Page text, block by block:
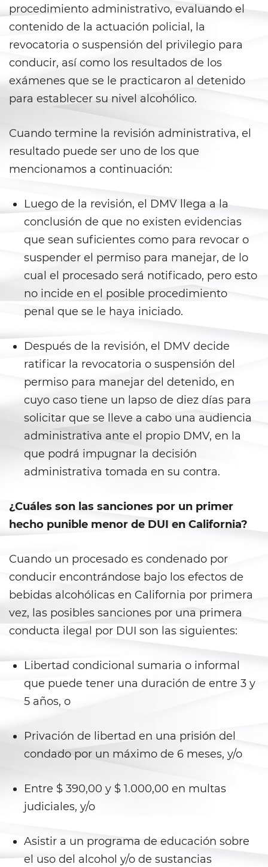
Asistencia Pública
Fraude al Sistema de Salud
Fraude con Cheques
Fraude De Juego
Fraude de Seguro de Auto
Fraude de Tarjeta de Crédito
Fraude Inmobiliario
Práctica No Autorizada de la
Medicina
Delitos de Hurto
Hurto Mayor
Hurto Mayor de Auto
Hurto Menor
Recepción de Propiedad
Privada
Robo
Robo de Caja Fuerte
Robo 459 PC
Robo en Tiendas
Delincuencia Juvenil
Audiencias de Detención
Audiencias de Disposición
Delitos por los cuales un
menor puede ser juzgado
como adulto
Casos de Menores de Edad
Desviación Informal Juvenil
División de Justicia Juvenil
Libertad Condicional para
Petición Aceptada
procedimiento administrativo, evaluando el
contenido de la actuación policial, la
revocatoria o suspensión del privilegio para
conducir, así como los resultados de los
exámenes que se le practicaron al detenido
para establecer su nivel alcohólico.
Cuando termine la revisión administrativa, el
resultado puede ser uno de los que
mencionamos a continuación:
Luego de la revisión, el DMV llega a la
conclusión de que no existen evidencias
que sean suficientes como para revocar o
suspender el permiso para manejar, de lo
cual el procesado será notificado, pero esto
no incide en el posible procedimiento
penal que se le haya iniciado.
Después de la revisión, el DMV decide
ratificar la revocatoria o suspensión del
permiso para manejar del detenido, en
cuyo caso tiene un lapso de diez días para
solicitar que se lleve a cabo una audiencia
administrativa ante el propio DMV, en la
que podrá impugnar la decisión
administrativa tomada en su contra.
¿Cuáles son las sanciones por un primer
hecho punible menor de DUI en California?
Cuando un procesado es condenado por
conducir encontrándose bajo los efectos de
bebidas alcohólicas en California por primera
vez, las posibles sanciones por una primera
conducta ilegal por DUI son las siguientes:
Libertad condicional sumaria o informal
que puede tener una duración de entre 3 y
5 años, o
Privación de libertad en una prisión del
condado por un máximo de 6 meses, y/o
Entre $ 390,00 y $ 1.000,00 en multas
judiciales, y/o
Asistir a un programa de educación sobre
el uso del alcohol y/o de sustancias